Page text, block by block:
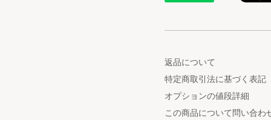
返品について
特定商取引法に基づく表記
オプションの値段詳細
この商品について問い合わ